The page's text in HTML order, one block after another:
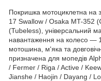
Покришка мотоциклетна на
17 Swallow / Osaka MT-352
(Tubeless), універсальний
навантаження на колесо —
мотошина, м'яка та
призначена для мопедів
/ Fermer / Riga / Active /
Jianshe / Haojin / Dayang /